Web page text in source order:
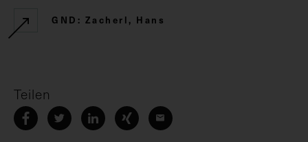
GND: Zacherl, Hans
Teilen